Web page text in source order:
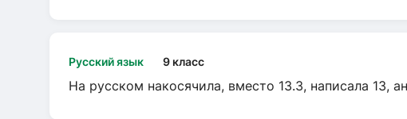
Русский язык 9 класс
На русском накосячила, вместо 13.3, написала 13,